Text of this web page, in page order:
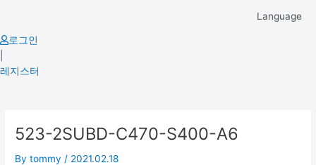
content
Language
로그인
레지스터
523-2SUBD-C470-S400-A6
Bytommy / 2021.02.18
navigation